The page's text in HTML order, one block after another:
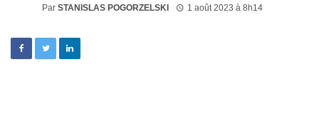
Par STANISLAS POGORZELSKI 1 août 2023 à 8h14